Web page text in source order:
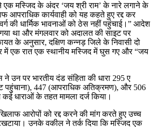
एक मस्जिद के अंदर ‘जय श्री राम’ के नारे लगाने के
आपराधिक कार्यवाही को यह कहते हुए रद्द कर
की धार्मिक भावनाओं को ठेस नहीं पहुंचाई।” आदेश
गया था और मंगलवार को अदालत की साइट पर
के अनुसार, दक्षिण कन्नड़ जिले के निवासी दो
में एक रात एक स्थानीय मस्जिद में घुस गए और “जय
उन पर भारतीय दंड संहिता की धारा 295 ए
पहुंचाना), 447 (आपराधिक अतिक्रमण), और 506
धाराओं के तहत मामला दर्ज किया।
आरोपों को रद्द करने की मांग करते हुए उच्च
उनके वकील ने तर्क दिया कि मस्जिद एक